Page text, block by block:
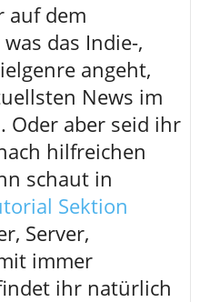
auf dem
das Indie-,
angeht,
News im
Oder aber seid ihr
hilfreichen
schaut in
Sektion
Server,
immer
ihr natürlich